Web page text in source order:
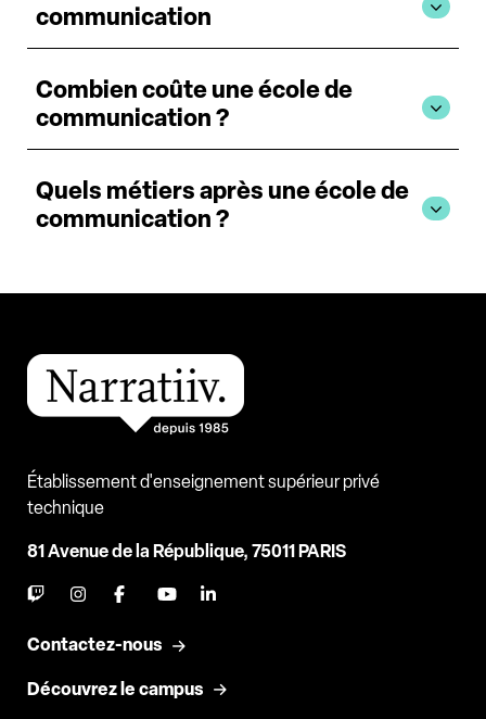
communication
Combien coûte une école de
communication ?
Quels métiers après une école de
communication ?
Établissement d'enseignement supérieur privé
technique
81 Avenue de la République, 75011 PARIS
Contactez-nous
Découvrez le campus